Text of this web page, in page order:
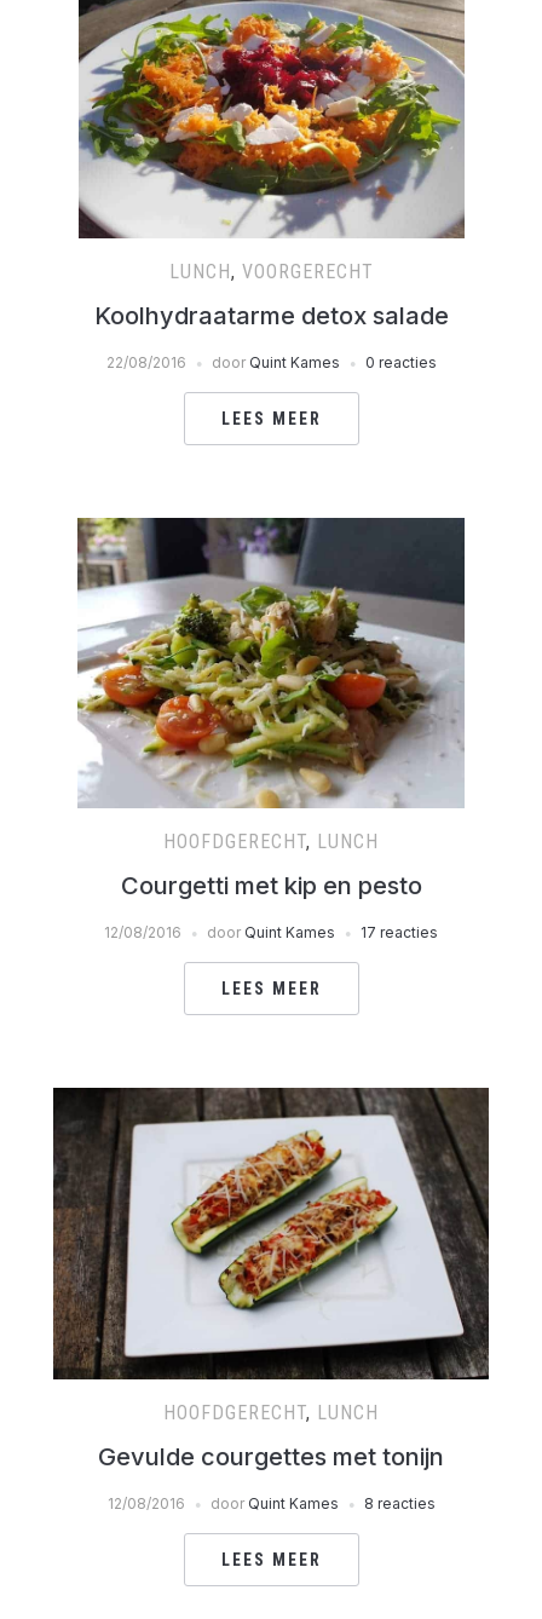
LUNCH, VOORGERECHT
Koolhydraatarme detox salade
22/08/2016 door Quint Kames 0 reacties
LEES MEER
HOOFDGERECHT, LUNCH
Courgetti met kip en pesto
12/08/2016 door Quint Kames 17 reacties
LEES MEER
HOOFDGERECHT, LUNCH
Ge­vul­de cour­get­tes met to­nijn
12/08/2016 door Quint Kames 8 reacties
LEES MEER